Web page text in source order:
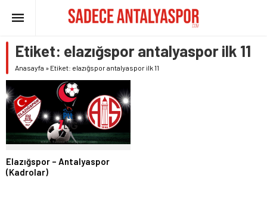
Etiket: elazığspor antalyaspor ilk 11
Anasayfa » Etiket: elazığspor antalyaspor ilk 11
Elazığspor – Antalyaspor
(Kadrolar)